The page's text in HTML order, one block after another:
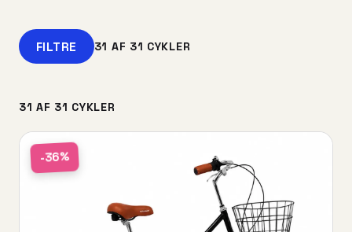
FILTRE 31 AF 31 CYKLER
31 AF 31 CYKLER
-36%